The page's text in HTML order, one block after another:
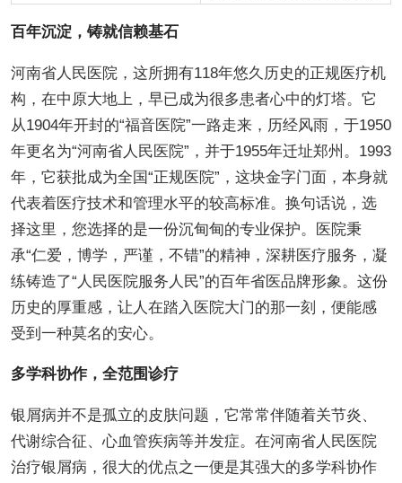
百年沉淀，铸就信赖基石
河南省人民医院，这所拥有118年悠久历史的正规医疗机
构，在中原大地上，早已成为很多患者心中的灯塔。它
从1904年开封的“福音医院”一路走来，历经风雨，于1950
年更名为“河南省人民医院”，并于1955年迁址郑州。1993
年，它获批成为全国“正规医院”，这块金字门面，本身就
代表着医疗技术和管理水平的较高标准。换句话说，选
择这里，您选择的是一份沉甸甸的专业保护。医院秉
承“仁爱，博学，严谨，不错”的精神，深耕医疗服务，凝
练铸造了“人民医院服务人民”的百年省医品牌形象。这份
历史的厚重感，让人在踏入医院大门的那一刻，便能感
受到一种莫名的安心。
多学科协作，全范围诊疗
银屑病并不是孤立的皮肤问题，它常常伴随着关节炎、
代谢综合征、心血管疾病等并发症。在河南省人民医院
治疗银屑病，很大的优点之一便是其强大的多学科协作